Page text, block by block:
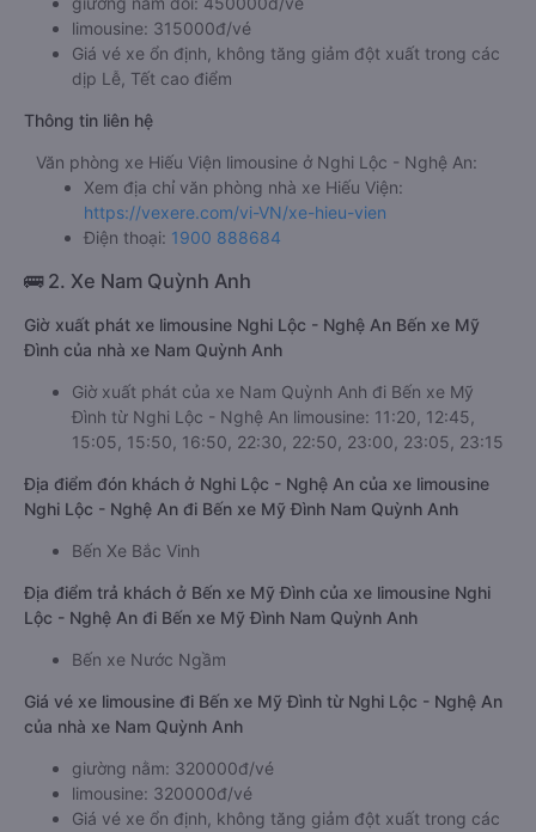
limousine: 315000đ/vé
Giá vé xe ổn định, không tăng giảm đột xuất trong các
dịp Lễ, Tết cao điểm
Thông tin liên hệ
Văn phòng xe Hiếu Viện limousine ở Nghi Lộc - Nghệ An:
Xem địa chỉ văn phòng nhà xe Hiếu Viện:
https://vexere.com/vi-VN/xe-hieu-vien
Điện thoại: 1900 888684
🚌 2. Xe Nam Quỳnh Anh
Giờ xuất phát xe limousine Nghi Lộc - Nghệ An Bến xe Mỹ
Đình của nhà xe Nam Quỳnh Anh
Giờ xuất phát của xe Nam Quỳnh Anh đi Bến xe Mỹ
Đình từ Nghi Lộc - Nghệ An limousine: 11:20, 12:45,
15:05, 15:50, 16:50, 22:30, 22:50, 23:00, 23:05, 23:15
Địa điểm đón khách ở Nghi Lộc - Nghệ An của xe limousine
Nghi Lộc - Nghệ An đi Bến xe Mỹ Đình Nam Quỳnh Anh
Bến Xe Bắc Vinh
Địa điểm trả khách ở Bến xe Mỹ Đình của xe limousine Nghi
Lộc - Nghệ An đi Bến xe Mỹ Đình Nam Quỳnh Anh
Bến xe Nước Ngầm
Giá vé xe limousine đi Bến xe Mỹ Đình từ Nghi Lộc - Nghệ An
của nhà xe Nam Quỳnh Anh
giường nằm: 320000đ/vé
limousine: 320000đ/vé
Giá vé xe ổn định, không tăng giảm đột xuất trong các